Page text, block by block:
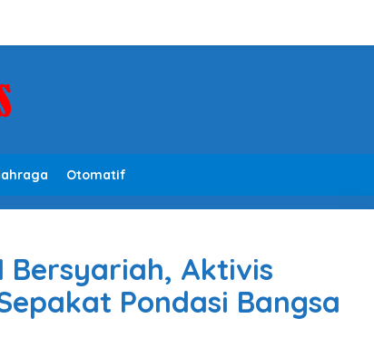
Otomatif
Bersyariah, Aktivis
Pondasi Bangsa